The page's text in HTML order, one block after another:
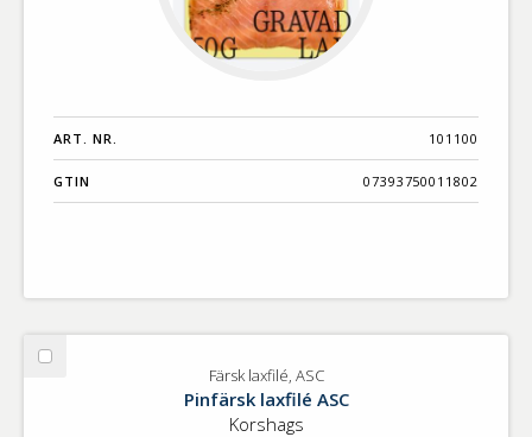
ART. NR. 101100
GTIN 07393750011802
Välj
Färsk laxfilé, ASC
Pinfärsk laxfilé ASC
Korshags